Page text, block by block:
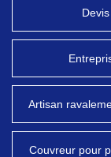
Artisan
Couvreur pour